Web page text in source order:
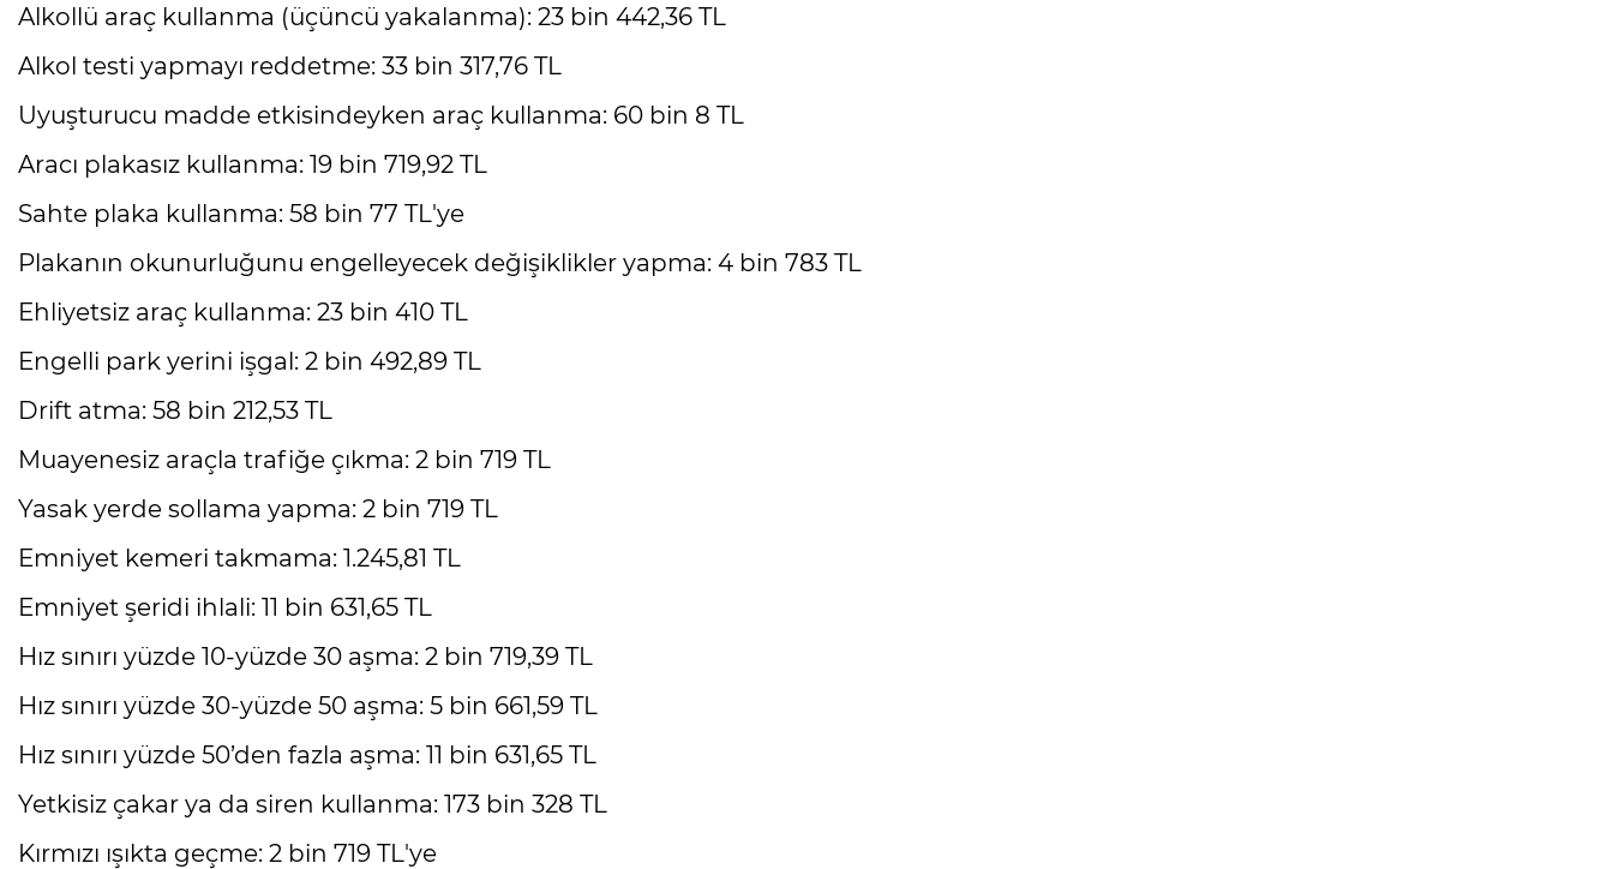
Alkollü araç kullanma (üçüncü yakalanma): 23 bin 442,36 TL
Alkol testi yapmayı reddetme: 33 bin 317,76 TL
Uyuşturucu madde etkisindeyken araç kullanma: 60 bin 8 TL
Aracı plakasız kullanma: 19 bin 719,92 TL
Sahte plaka kullanma: 58 bin 77 TL'ye
Plakanın okunurluğunu engelleyecek değişiklikler yapma: 4 bin 783 TL
Ehliyetsiz araç kullanma: 23 bin 410 TL
Engelli park yerini işgal: 2 bin 492,89 TL
Drift atma: 58 bin 212,53 TL
Muayenesiz araçla trafiğe çıkma: 2 bin 719 TL
Yasak yerde sollama yapma: 2 bin 719 TL
Emniyet kemeri takmama: 1.245,81 TL
Emniyet şeridi ihlali: 11 bin 631,65 TL
Hız sınırı yüzde 10-yüzde 30 aşma: 2 bin 719,39 TL
Hız sınırı yüzde 30-yüzde 50 aşma: 5 bin 661,59 TL
Hız sınırı yüzde 50’den fazla aşma: 11 bin 631,65 TL
Yetkisiz çakar ya da siren kullanma: 173 bin 328 TL
Kırmızı ışıkta geçme: 2 bin 719 TL'ye